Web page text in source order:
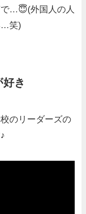
…😇(外国人の人
…笑)
き
のリーダーズの